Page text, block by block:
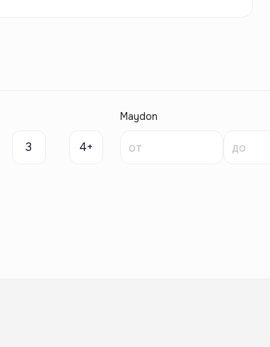
3 4+
Maydon